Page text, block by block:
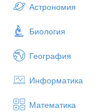
Астрономия
Биология
География
Информатика
Математика